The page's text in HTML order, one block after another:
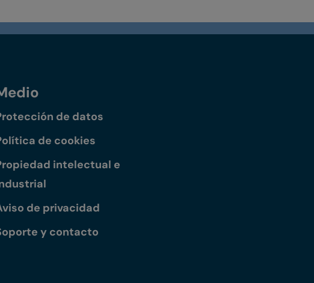
de datos
de cookies
intelectual e
de privacidad
y contacto